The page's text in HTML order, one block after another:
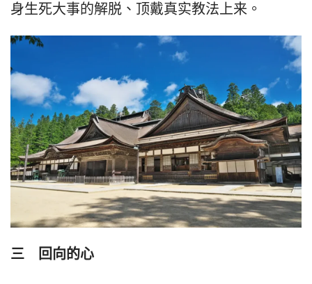
身生死大事的解脱、顶戴真实教法上来。
三　回向的心